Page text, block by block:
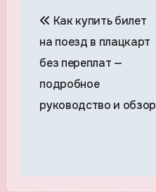
по
записям
Как купить билет
на поезд в плацкарт
без переплат —
подробное
руководство и обзор